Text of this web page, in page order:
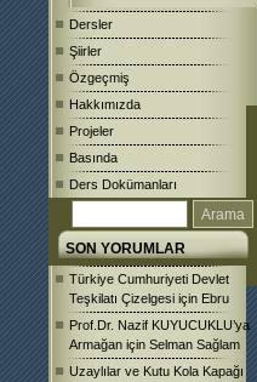
Dersler
Şiirler
Özgeçmiş
Hakkımızda
Projeler
Basında
Ders Dokümanları
SON YORUMLAR
Türkiye Cumhuriyeti Devlet
Teşkilatı Çizelgesi için Ebru
Prof.Dr. Nazif KUYUCUKLU’ya
Armağan için Selman Sağlam
Uzaylılar ve Kutu Kola Kapağı